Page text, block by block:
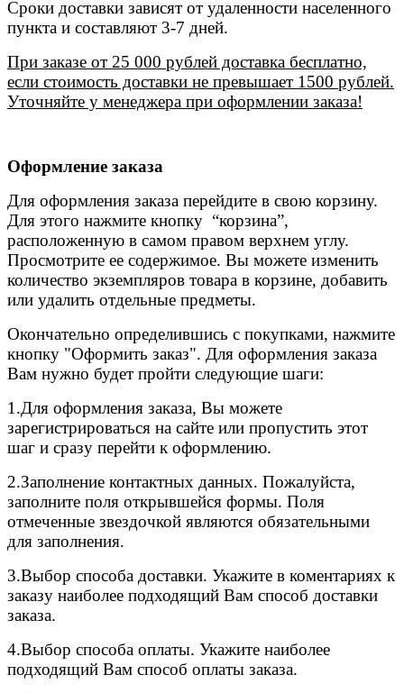
Сроки доставки зависят от удаленности населенного
пункта и составляют 3-7 дней.
При заказе от 25 000 рублей доставка бесплатно,
если стоимость доставки не превышает 1500 рублей.
Уточняйте у менеджера при оформлении заказа!
Оформление заказа
Для оформления заказа перейдите в свою корзину.
Для этого нажмите кнопку “корзина”,
расположенную в самом правом верхнем углу.
Просмотрите ее содержимое. Вы можете изменить
количество экземпляров товара в корзине, добавить
или удалить отдельные предметы.
Окончательно определившись с покупками, нажмите
кнопку "Оформить заказ". Для оформления заказа
Вам нужно будет пройти следующие шаги:
1.Для оформления заказа, Вы можете
зарегистрироваться на сайте или пропустить этот
шаг и сразу перейти к оформлению.
2.Заполнение контактных данных. Пожалуйста,
заполните поля открывшейся формы. Поля
отмеченные звездочкой являются обязательными
для заполнения.
3.Выбор способа доставки. Укажите в коментариях к
заказу наиболее подходящий Вам способ доставки
заказа.
4.Выбор способа оплаты. Укажите наиболее
подходящий Вам способ оплаты заказа.